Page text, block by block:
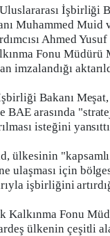
İşbirliği
Muhammed Muid
Ahmed
Fonu Müdürü
imzalandığı
Bakanı
BAE arasında
isteğini
ülkesinin
ulaşması için
işbirliğini
Kalkınma Fonu
ülkenin çeşitli